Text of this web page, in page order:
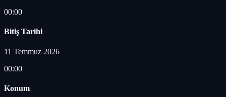
00:00
Bitiş Tarihi
11 Temmuz 2026
00:00
Konum